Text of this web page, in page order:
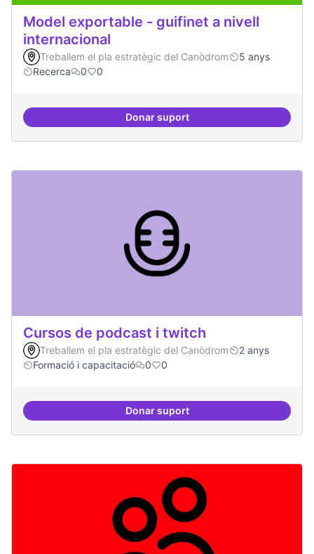
Model exportable - guifinet a nivell
internacional
Treballem el pla estratègic del Canòdrom
5 anys
Recerca
0 0
Donar suportModel exportable - guifinet a
Cursos de podcast i twitch
Treballem el pla estratègic del Canòdrom
2 anys
Formació i capacitació
0 0
Donar suportCursos de podcast i twitch